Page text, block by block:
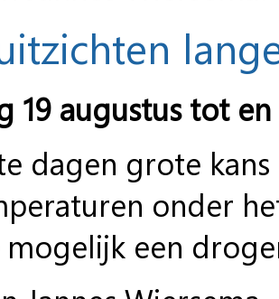
19 augustus tot
dagen grote
onder
een